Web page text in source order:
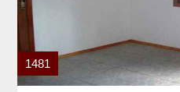
1481